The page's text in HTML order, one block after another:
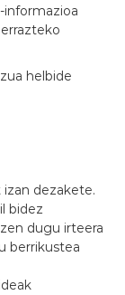
helbide
dezakete.
bidez
dugu irteera
berrikustea